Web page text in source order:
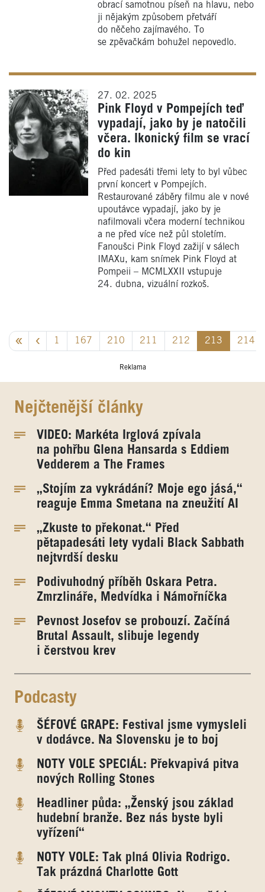
obrací samotnou píseň na hlavu, nebo
ji nějakým způsobem přetváří
do něčeho zajímavého. To
se zpěvačkám bohužel nepovedlo.
27. 02. 2025
Pink Floyd v Pompejích teď
vypadají, jako by je natočili
včera. Ikonický film se vrací
do kin
Před padesáti třemi lety to byl vůbec
první koncert v Pompejích.
Restaurované záběry filmu ale v nové
upoutávce vypadají, jako by je
nafilmovali včera moderní technikou
a ne před více než půl stoletím.
Fanoušci Pink Floyd zažijí v sálech
IMAXu, kam snímek Pink Floyd at
Pompeii – MCMLXXII vstupuje
24. dubna, vizuální rozkoš.
1 167 210 211 212 213 214
Reklama
Nejčtenější články
VIDEO: Markéta Irglová zpívala
na pohřbu Glena Hansarda s Eddiem
Vedderem a The Frames
„Stojím za vykrádání? Moje ego jásá,“
reaguje Emma Smetana na zneužití AI
„Zkuste to překonat.“ Před
pětapadesáti lety vydali Black Sabbath
nejtvrdší desku
Podivuhodný příběh Oskara Petra.
Zmrzlináře, Medvídka i Námořníčka
Pevnost Josefov se probouzí. Začíná
Brutal Assault, slibuje legendy
i čerstvou krev
Podcasty
ŠÉFOVÉ GRAPE: Festival jsme vymysleli
v dodávce. Na Slovensku je to boj
NOTY VOLE SPECIÁL: Překvapivá pitva
nových Rolling Stones
Headliner půda: „Ženský jsou základ
hudební branže. Bez nás byste byli
vyřízení“
NOTY VOLE: Tak plná Olivia Rodrigo.
Tak prázdná Charlotte Gott